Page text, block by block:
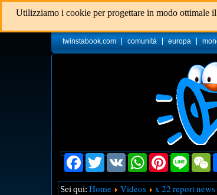
Utilizziamo i cookie per progettare in modo ottimale
twinstabook.com comunità europa
Facebook
Twitter VK WhatsAppPinterestLine
Sei qui: Home Videos x 22 report